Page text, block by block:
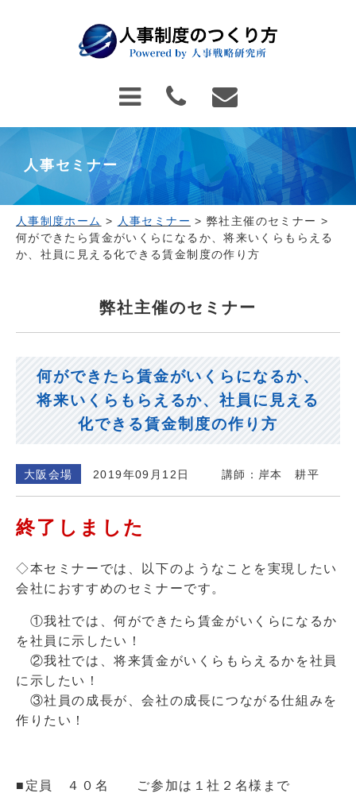
人事セミナー
人事制度ホーム > 人事セミナー >弊社主催のセミナー >
何ができたら賃金がいくらになるか、将来いくらもらえる
か、社員に見える化できる賃金制度の作り方
弊社主催のセミナー
何ができたら賃金がいくらになるか、
将来いくらもらえるか、社員に見える
化できる賃金制度の作り方
大阪会場 2019年09月12日 講師：岸本 耕平
終了しました
◇本セミナーでは、以下のようなことを実現したい
会社におすすめのセミナーです。
①我社では、何ができたら賃金がいくらになるか
を社員に示したい！
②我社では、将来賃金がいくらもらえるかを社員
に示したい！
③社員の成長が、会社の成長につながる仕組みを
作りたい！
■定員 ４０名 ご参加は１社２名様まで